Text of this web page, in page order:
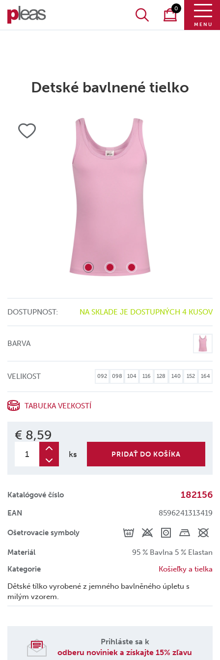
0
MENU
Detské bavlnené tielko
DOSTUPNOST: NA SKLADE JE DOSTUPNÝCH 4 KUSOV
BARVA
VELIKOST 092 098 104 116 128 140 152 164
TABUĽKA VEĽKOSTÍ
€ 8,59
ks PRIDAŤ DO KOŠÍKA
Katalógové číslo 182156
EAN 8596241313419
Ošetrovacie symboly
Materiál
95 % Bavlna 5 % Elastan
Kategorie
Košieľky a tielka
Dětské tílko vyrobené z jemného bavlněného úpletu s
milým vzorem.
Prihláste sa k
odberu noviniek a získajte 15% zľavu